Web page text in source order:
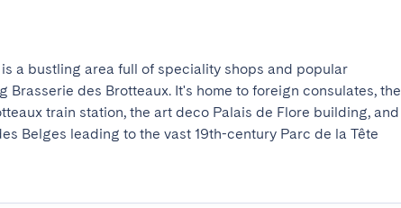
a bustling area full of speciality shops and popular
Brasserie des Brotteaux. It's home to foreign consulates, the
train station, the art deco Palais de Flore building, and
Belges leading to the vast 19th-century Parc de la Tête